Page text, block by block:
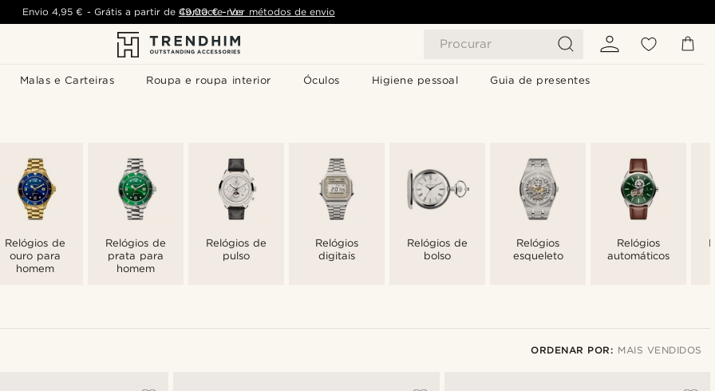
Procurar
Malas e Carteiras Roupa e roupa interior Óculos Higiene pessoal Guia de presentes
Envio 4,95 € - Grátis a partir de 49,00 € - Ver métodos de envio
Contacte-nos
Relógios de
ouro para
homem
Relógios de
prata para
homem
Relógios de
pulso
Relógios
digitais
Relógios de
bolso
Relógios
esqueleto
Relógios
automáticos
ORDENAR POR: MAIS VENDIDOS